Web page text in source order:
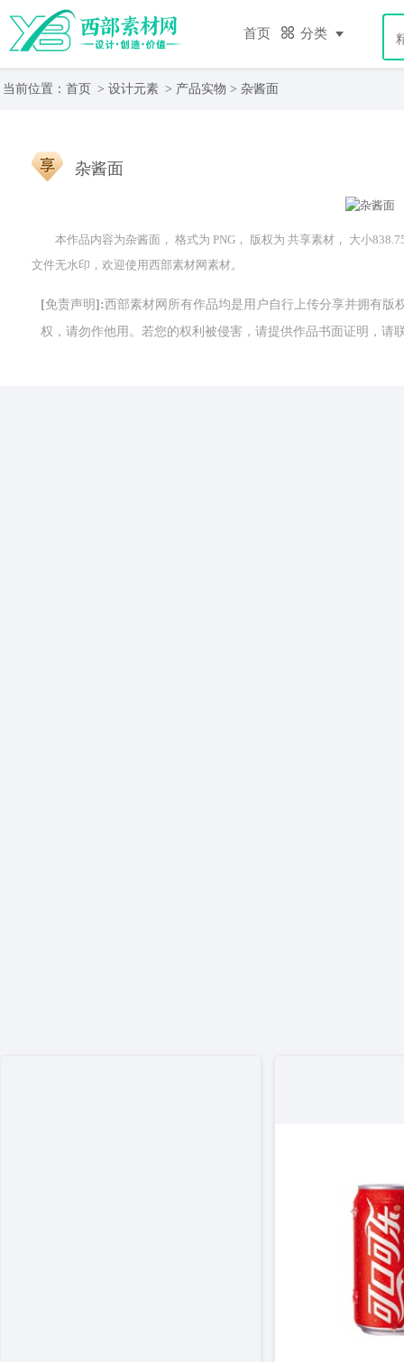
首页 分类
当前位置： 首页 > 设计元素 > 产品实物 > 杂酱面
杂酱面
本作品内容为杂酱面， 格式为 PNG， 版权为 共享素材， 大小
文件无水印，欢迎使用西部素材网素材。
[免责声明]:西部素材网所有作品均是用户自行上传分享并拥有
权，请勿作他用。若您的权利被侵害，请提供作品书面证明，请